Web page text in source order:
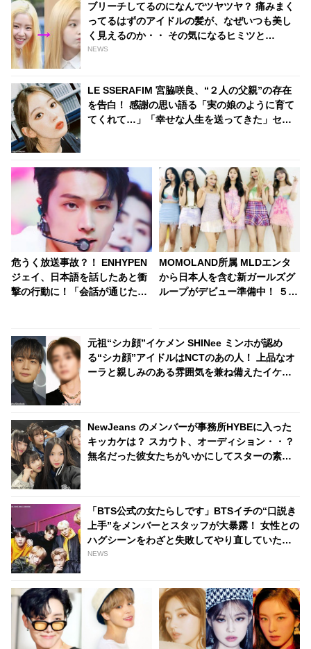
ブリーチしてるのになんでツヤツヤ？ 痛みまく
ってるはずのアイドルの髪が、なぜいつも美し
く見えるのか・・ その気になるヒミツと
は・・？
NEWS
LE SSERAFIM 宮脇咲良、“２人の父親”の存在
を告白！ 感謝の思い語る「実の娘のように育て
てくれて…」「幸せな人生を送ってきた」セン
危うく放送事故？！ ENHYPEN
ジェイ、日本語を話したあと衝
撃の行動に！「会話が通じたの
ろこびを表現する彼にメンバー
大爆笑
MOMOLAND所属 MLDエンタ
から日本人を含む新ガールズグ
ループがデビュー準備中！ ５万
元祖“シカ顔”イケメン SHINee ミンホが認め
る“シカ顔”アイドルはNCTのあの人！ 上品なオ
ーラと親しみのある雰囲気を兼ね備えたイケメ
NewJeans のメンバーが事務所HYBEに入った
キッカケは？ スカウト、オーディション・・？
無名だった彼女たちがいかにしてスターの素質
「BTS公式の女たらしです」BTSイチの“口説き
上手”をメンバーとスタッフが大暴露！ 女性との
ハグシーンをわざと失敗してやり直していたと
バラされるメンバーも！ 爆弾発言のオンパレー
NEWS